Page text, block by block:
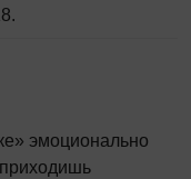
эмоционально